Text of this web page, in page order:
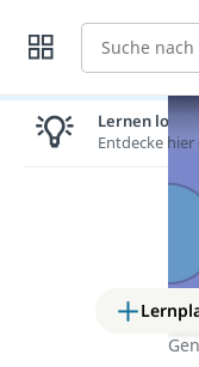
Suche
Lernen lohnt
Entdecke hier